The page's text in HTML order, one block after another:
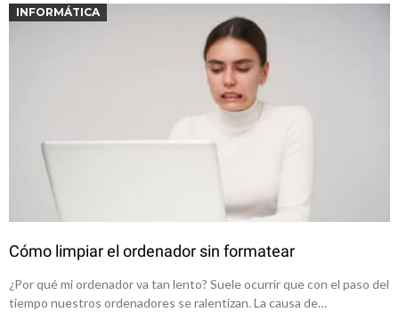
INFORMÁTICA
Cómo limpiar el ordenador sin formatear
¿Por qué mi ordenador va tan lento? Suele ocurrir que con el paso del
tiempo nuestros ordenadores se ralentizan. La causa de…